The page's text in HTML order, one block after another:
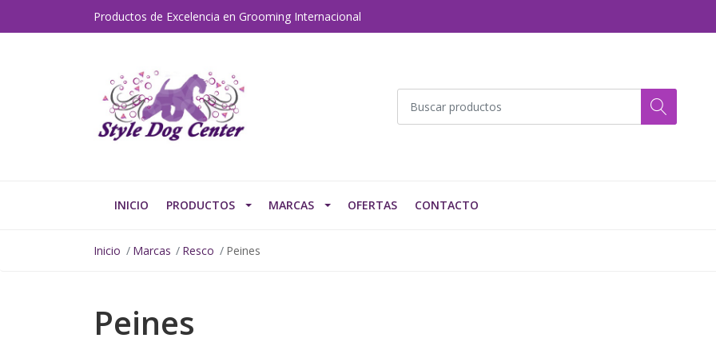
Productos de Excelencia en Grooming Internacional
INICIO PRODUCTOS MARCAS OFERTAS CONTACTO
Inicio Marcas Resco Peines
Peines